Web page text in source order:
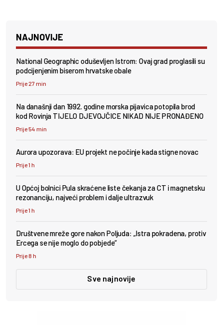
NAJNOVIJE
National Geographic oduševljen Istrom: Ovaj grad proglasili su
podcijenjenim biserom hrvatske obale
Prije 27 min
Na današnji dan 1992. godine morska pijavica potopila brod
kod Rovinja TIJELO DJEVOJČICE NIKAD NIJE PRONAĐENO
Prije 54 min
Aurora upozorava: EU projekt ne počinje kada stigne novac
Prije 1 h
U Općoj bolnici Pula skraćene liste čekanja za CT i magnetsku
rezonanciju, najveći problem i dalje ultrazvuk
Prije 1 h
Društvene mreže gore nakon Poljuda: „Istra pokradena, protiv
Ercega se nije moglo do pobjede“
Prije 8 h
Sve najnovije